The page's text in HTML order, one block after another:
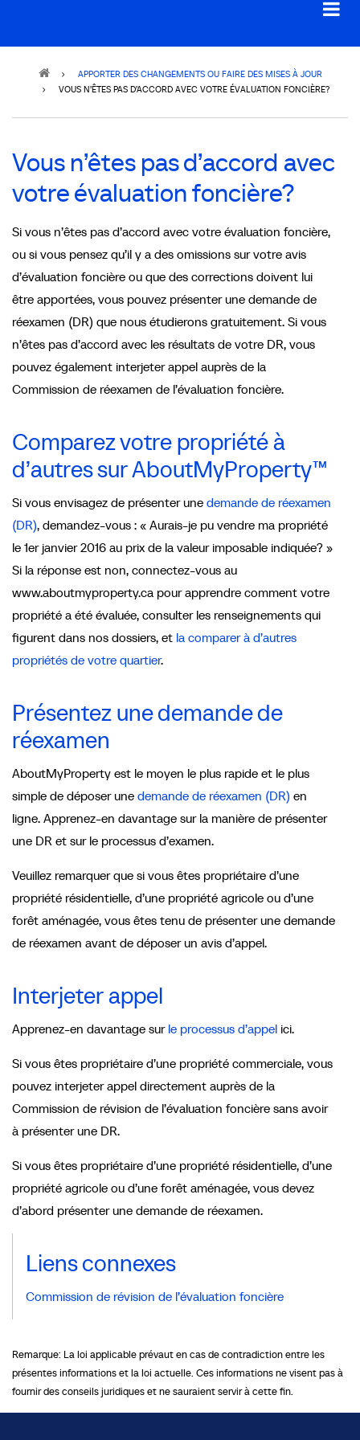
APPORTER DES CHANGEMENTS OU FAIRE DES MISES À JOUR
VOUS N’ÊTES PAS D’ACCORD AVEC VOTRE ÉVALUATION FONCIÈRE?
Vous n’êtes pas d’accord avec
votre évaluation foncière?
Si vous n’êtes pas d’accord avec votre évaluation foncière,
ou si vous pensez qu’il y a des omissions sur votre avis
d’évaluation foncière ou que des corrections doivent lui
être apportées, vous pouvez présenter une demande de
réexamen (DR) que nous étudierons gratuitement. Si vous
n’êtes pas d’accord avec les résultats de votre DR, vous
pouvez également interjeter appel auprès de la
Commission de réexamen de l’évaluation foncière.
Comparez votre propriété à
d’autres sur AboutMyProperty™
Si vous envisagez de présenter une demande de réexamen
(DR), demandez-vous : « Aurais-je pu vendre ma propriété
le 1er janvier 2016 au prix de la valeur imposable indiquée? »
Si la réponse est non, connectez-vous au
www.aboutmyproperty.ca pour apprendre comment votre
propriété a été évaluée, consulter les renseignements qui
figurent dans nos dossiers, et la comparer à d’autres
propriétés de votre quartier.
Présentez une demande de
réexamen
AboutMyProperty est le moyen le plus rapide et le plus
simple de déposer une demande de réexamen (DR) en
ligne. Apprenez-en davantage sur la manière de présenter
une DR et sur le processus d’examen.
Veuillez remarquer que si vous êtes propriétaire d’une
propriété résidentielle, d’une propriété agricole ou d’une
forêt aménagée, vous êtes tenu de présenter une demande
de réexamen avant de déposer un avis d’appel.
Interjeter appel
Apprenez-en davantage sur le processus d’appel ici.
Si vous êtes propriétaire d’une propriété commerciale, vous
pouvez interjeter appel directement auprès de la
Commission de révision de l’évaluation foncière sans avoir
à présenter une DR.
Si vous êtes propriétaire d’une propriété résidentielle, d’une
propriété agricole ou d’une forêt aménagée, vous devez
d’abord présenter une demande de réexamen.
Liens connexes
Commission de révision de l’évaluation foncière
Remarque: La loi applicable prévaut en cas de contradiction entre les
présentes informations et la loi actuelle. Ces informations ne visent pas à
fournir des conseils juridiques et ne sauraient servir à cette fin.